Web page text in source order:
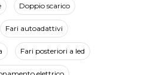
Doppio scarico
Fari autoadattivi
Fari posteriori a led
elettrico